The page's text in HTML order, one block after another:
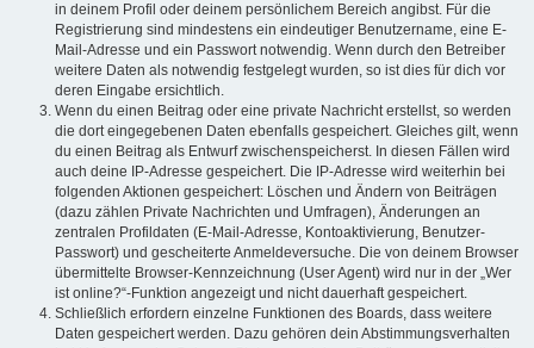
in deinem Profil oder deinem persönlichem Bereich angibst. Für die
Registrierung sind mindestens ein eindeutiger Benutzername, eine E-
Mail-Adresse und ein Passwort notwendig. Wenn durch den Betreiber
weitere Daten als notwendig festgelegt wurden, so ist dies für dich vor
deren Eingabe ersichtlich.
Wenn du einen Beitrag oder eine private Nachricht erstellst, so werden
die dort eingegebenen Daten ebenfalls gespeichert. Gleiches gilt, wenn
du einen Beitrag als Entwurf zwischenspeicherst. In diesen Fällen wird
auch deine IP-Adresse gespeichert. Die IP-Adresse wird weiterhin bei
folgenden Aktionen gespeichert: Löschen und Ändern von Beiträgen
(dazu zählen Private Nachrichten und Umfragen), Änderungen an
zentralen Profildaten (E-Mail-Adresse, Kontoaktivierung, Benutzer-
Passwort) und gescheiterte Anmeldeversuche. Die von deinem Browser
übermittelte Browser-Kennzeichnung (User Agent) wird nur in der „Wer
ist online?“-Funktion angezeigt und nicht dauerhaft gespeichert.
Schließlich erfordern einzelne Funktionen des Boards, dass weitere
Daten gespeichert werden. Dazu gehören dein Abstimmungsverhalten